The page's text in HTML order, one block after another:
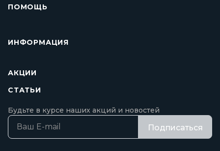
ПОМОЩЬ
ИНФОРМАЦИЯ
АКЦИИ
СТАТЬИ
Будьте в курсе наших акций и новостей
Подписаться